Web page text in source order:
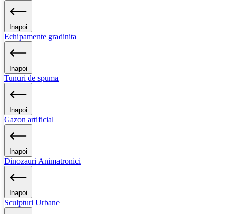
Inapoi
Echipamente gradinita
Inapoi
Tunuri de spuma
Inapoi
Gazon artificial
Inapoi
Dinozauri Animatronici
Inapoi
Sculpturi Urbane